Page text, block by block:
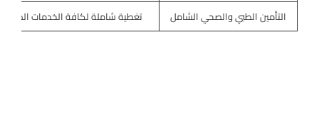
التأمين الطبي والصحي الشامل
تغطية شاملة لكافة الخدمات الطبية